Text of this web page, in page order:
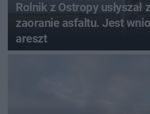
Rolnik z Ostropy usłyszał
zaoranie asfaltu. Jest
areszt